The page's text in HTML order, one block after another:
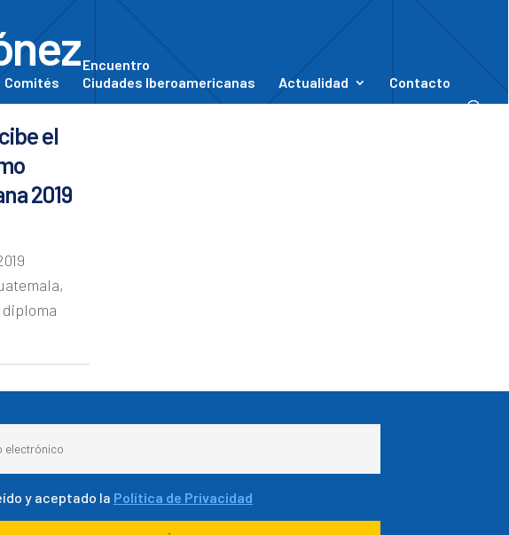
Comités
Encuentro
Ciudades Iberoamericanas
Actualidad Contacto
el
2019
y aceptado la Política de Privacidad